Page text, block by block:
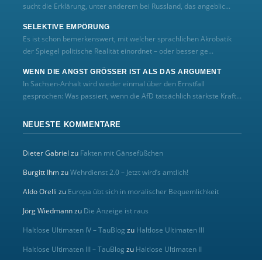
sucht die Erklärung, unter anderem bei Russland, das angeblic...
SELEKTIVE EMPÖRUNG
Es ist schon bemerkenswert, mit welcher sprachlichen Akrobatik
der Spiegel politische Realität einordnet – oder besser ge...
WENN DIE ANGST GRÖSSER IST ALS DAS ARGUMENT
In Sachsen-Anhalt wird wieder einmal über den Ernstfall
gesprochen: Was passiert, wenn die AfD tatsächlich stärkste Kraft...
NEUESTE KOMMENTARE
Dieter Gabriel zu Fakten mit Gänsefüßchen
Burgitt IhmzuWehrdienst 2.0 – Jetzt wird’s amtlich!
Aldo Orelli zu Europa übt sich in moralischer Bequemlichkeit
Jörg Wiedmannzu Die Anzeige ist raus
Haltlose Ultimaten IV – TauBlog zu Haltlose Ultimaten III
Haltlose Ultimaten III – TauBlog zu Haltlose Ultimaten II